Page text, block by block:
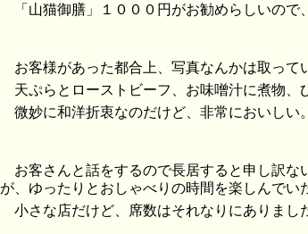
「山猫御膳」１０００円がお勧めらしいので
お客様があった都合上、写真なんかは取って
天ぷらとローストビーフ、お味噌汁に煮物、
微妙に和洋折衷なのだけど、非常においしい。
お客さんと話をするので長居すると申し訳な
が、ゆったりとおしゃべりの時間を楽しんでい
小さな店だけど、席数はそれなりにありまし